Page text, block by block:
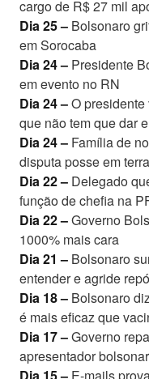
cargo de R$ 27 mil
Dia 25 – Bolsonaro
em Sorocaba
Dia 24 – Presidente
em evento no RN
Dia 24 –O
que não tem que dar
Dia 24 – Família de
disputa posse em
Dia 22 – Delegado
função de chefia na
Dia 22 –Governo
1000% mais cara
Dia 21 – Bolsonaro
entender e agride
Dia 18 – Bolsonaro
é mais eficaz que
Dia 17 –Governo
apresentador
Dia 15 – E-mails